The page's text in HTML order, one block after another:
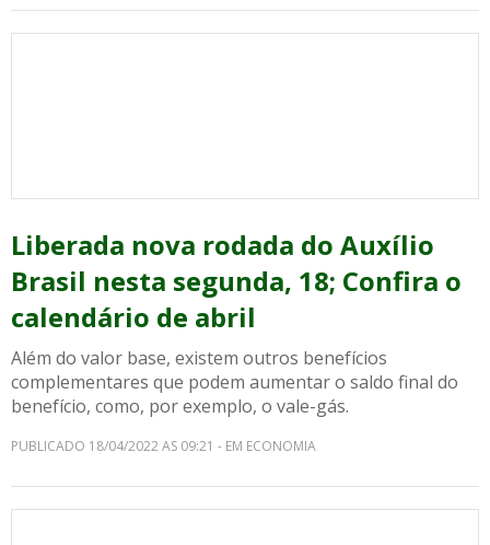
Liberada nova rodada do Auxílio
Brasil nesta segunda, 18; Confira o
calendário de abril
Além do valor base, existem outros benefícios
complementares que podem aumentar o saldo final do
benefício, como, por exemplo, o vale-gás.
PUBLICADO 18/04/2022 AS 09:21 - EM ECONOMIA